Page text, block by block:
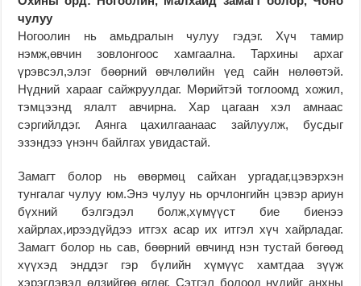
чулуу
Ногоолин нь амьдралын чулуу гэдэг. Хүч тамир
нэмж,өвчин зовлонгоос хамгаална. Тархины архаг
үрэвсэл,элэг бөөрний өвчлөлийн үед сайн нөлөөтэй.
Нүдний харааг сайжруулдаг. Мөрийтэй тоглоомд хожил,
тэмцээнд ялалт авчирна. Хар цагаан хэл амнаас
сэргийлдэг. Аянга цахилгаанаас зайлуулж, бусдыг
эзэндээ үнэнч байлгах увидастай.
Замагт болор нь өвөрмөц сайхан ургадаг,цэвэрхэн
тунгалаг чулуу юм.Энэ чулуу нь орчлонгийн цэвэр ариун
бүхний бэлгэдэл болж,хүмүүст бие биенээ
хайрлах,ирээдүйдээ итгэх асар их итгэл хүч хайрладаг.
Замагт болор нь сав, бөөрний өвчинд нэн тустай бөгөөд
хүүхэд энддэг гэр бүлийн хүмүүс хамтдаа зүүж
хэрэглэвэл өлзийгөө өгдөг. Сэтгэл болоод нүдийг анхны